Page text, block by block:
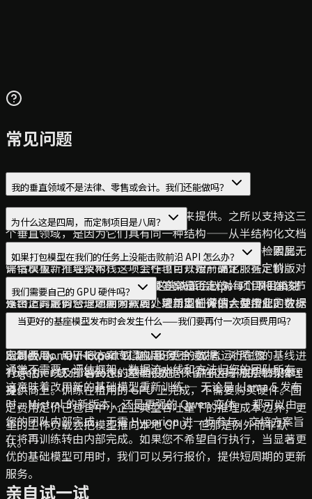
常见问题
我的垂直领域不是法律、零售或会计。我们还能做吗？
不能，至少不能作为这项标准化服务来提供。之所以支持这三
个垂直领域，是因为它们具有同一种结构——从半结构化文档
中提取指定字段，并由专家依据标准答案评判结果——因此无
需每次重新推导架构，这项工作也可以按产品化服务定价。对
于这些领域之外的需求，定制版 Domain-Expert LLM Lab 才
是合适的服务——周期为八周，采用定制微调，并按此定价。
如果您的任务与某个受支持领域接近、但又不完全属于其中，
首次沟通免费；我会如实告诉您，标准化架构是否适用，还是
定制版 Domain-Expert LLM Lab 更合适。
为什么这是四周，而定制项目是八周？
因为针对您所在垂直领域的架构——基础模型选择、检索层、
评估模板、推理技术栈——会在项目开始前确定。在定制版
Domain-Expert LLM Lab 中，这些决策会针对每个项目单独
作出，其定价合理地面向需要处理新型任务的大型企业。在标
准化服务中，这些决策会预先统一并按需应用，因此可以为任
务符合架构所针对的结构的中小企业制定合理价格。您支付的
四周费用，用于将方案专门应用于您的数据、对照您的基线进
行评估，以及部署到您的基础设施——并非用于底层框架本
身。
如果打包模型在我们的任务上没能击败前沿 API 怎么办？
我们会在第二周得出结论；如果答案是否定的，项目将在该节
点终止，并向您退还剩余款项。第二周的评估会使用您的数据
和基线，检验标准化架构。如果数据不足，或任务超出支持的
结构范围，我们会在这个检查点明确告知并停止项目。
我们需要自己的 GPU 硬件吗？
通常不需要。对于打包的这些垂直领域，推理规模足够小，可
以在欧洲主权云租户中的一块普通 GPU 上运行——
Scaleway、OVHcloud 或类似服务——或者运行在像
Together 或 Fireworks 这样将数据保留在区域内的专用推理
提供商上。训练在租用的 GPU 上完成，不需要购买硬件。固
定费用定价已包含中小企业典型吞吐量下的推理成本边界；更
重的工作负载会把模型推向本地 GPU，但那是例外而非默
认。
当更好的基座模型发布时会发生什么——我们要再付一次项目费用吗？
通常不需要。评估框架、数据流水线和方法归您的团队所有，
这意味着改用新的基础模型重新训练 — 无论是 Llama 5 发布
时、Mistral 的新版本，还是更强的 Qwen 变体 — 都可以由
您的团队内部完成，无需 Hyperion 进一步参与。交接方案旨
在将再训练转由内部完成。如果您不希望自行执行，当显著更
优的基础模型可用时，我们可以另行报价，提供短周期的更新
服务。
亲自试一试